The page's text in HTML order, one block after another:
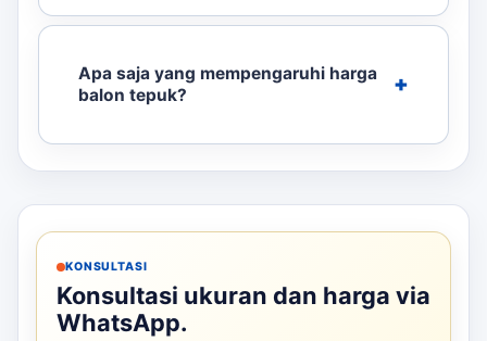
Apa saja yang mempengaruhi harga
balon tepuk?
KONSULTASI
Konsultasi ukuran dan harga via
WhatsApp.